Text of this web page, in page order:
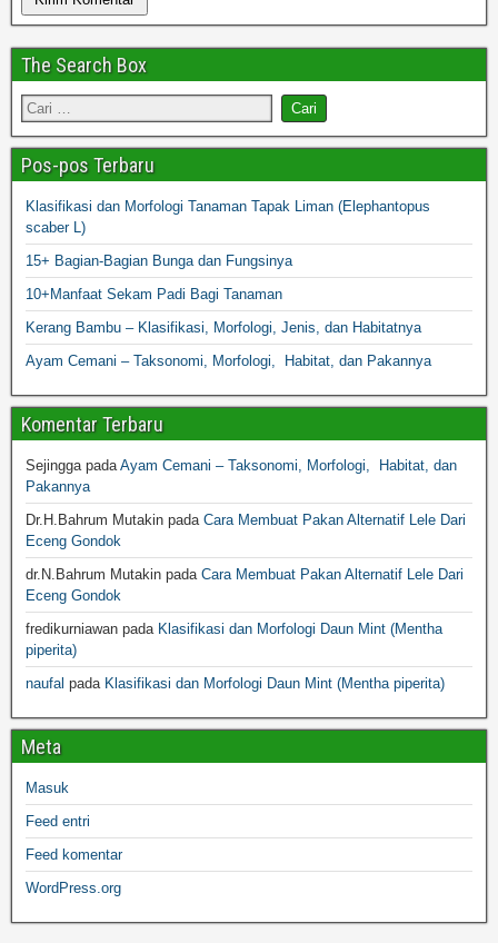
The Search Box
Pos-pos Terbaru
Klasifikasi dan Morfologi Tanaman Tapak Liman (Elephantopus
scaber L)
15+ Bagian-Bagian Bunga dan Fungsinya
10+Manfaat Sekam Padi Bagi Tanaman
Kerang Bambu – Klasifikasi, Morfologi, Jenis, dan Habitatnya
Ayam Cemani – Taksonomi, Morfologi, Habitat, dan Pakannya
Komentar Terbaru
SejinggapadaAyam Cemani – Taksonomi, Morfologi, Habitat, dan
Pakannya
Dr.H.Bahrum Mutakin pada Cara Membuat Pakan Alternatif Lele Dari
Eceng Gondok
dr.N.Bahrum Mutakin pada Cara Membuat Pakan Alternatif Lele Dari
Eceng Gondok
fredikurniawan pada Klasifikasi dan Morfologi Daun Mint (Mentha
piperita)
naufal pada Klasifikasi dan Morfologi Daun Mint (Mentha piperita)
Meta
Masuk
Feed entri
Feed komentar
WordPress.org